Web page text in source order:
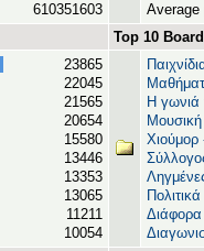
610351603
Average
Top 10
23865
22045
21565
20654
15580
13446
13353
13065
11211
10054
Η γωνιά
Μουσική
Χιούμορ
Πολιτικά
Διάφορα